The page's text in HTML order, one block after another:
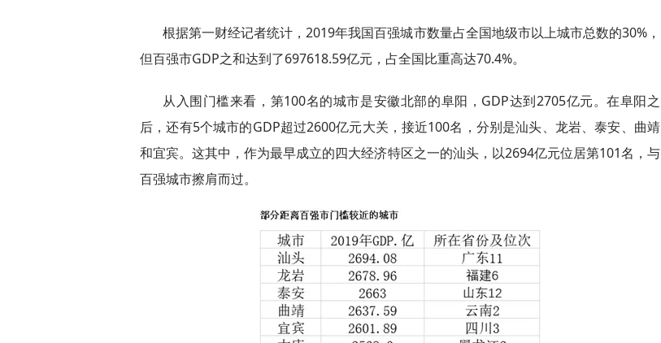
根据第一财经记者统计，2019年我国百强城市数量占全国地级市以上城市总数的30%，
但百强市GDP之和达到了697618.59亿元，占全国比重高达70.4%。
从入围门槛来看，第100名的城市是安徽北部的阜阳，GDP达到2705亿元。在阜阳之
后，还有5个城市的GDP超过2600亿元大关，接近100名，分别是汕头、龙岩、泰安、曲靖
和宜宾。这其中，作为最早成立的四大经济特区之一的汕头，以2694亿元位居第101名，与
百强城市擦肩而过。